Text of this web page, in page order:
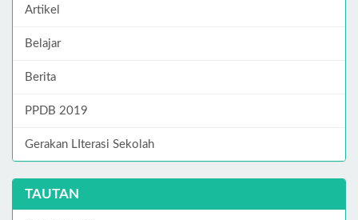
Artikel
Belajar
Berita
PPDB 2019
Gerakan LIterasi Sekolah
TAUTAN